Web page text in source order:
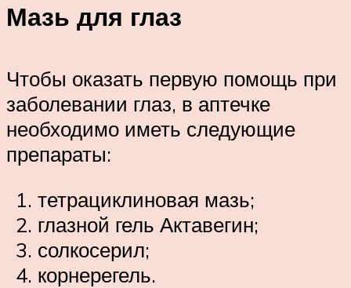
Мазь для глаз
Чтобы оказать первую помощь при
заболевании глаз, в аптечке
необходимо иметь следующие
препараты:
тетрациклиновая мазь;
глазной гель Актавегин;
солкосерил;
корнерегель.